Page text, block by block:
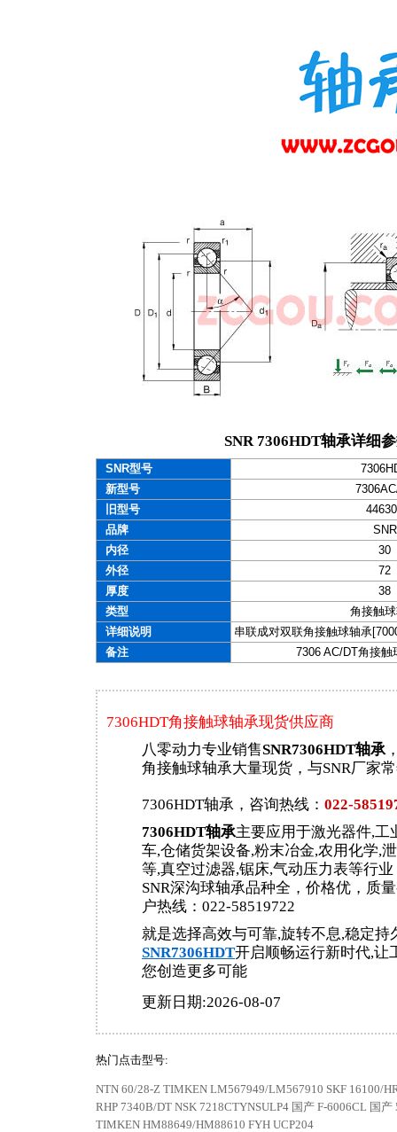
SNR 7306HDT轴承详细
SNR型号
新型号
旧型号
品牌
SNR
内径
30
外径
72
厚度
38
类型
角接触
详细说明
串联成对双联角接触球轴承
备注
7306 AC/DT角接触
7306HDT角接触球轴承现货供应商
八零动力专业销售SNR7306HDT轴承
角接触球轴承大量现货，与SNR厂家
7306HDT轴承，咨询热线： 022-
7306HDT轴承主要应用于激光器件,工
车,仓储货架设备,粉末冶金,农用化学,
等,真空过滤器,锯床,气动压力表等行
SNR深沟球轴承品种全，价格优，质
户热线：022-58519722
就是选择高效与可靠,旋转不息,稳定持
SNR7306HDT开启顺畅运行新时代,让
您创造更多可能
更新日期:2026-08-07
热门点击型号:
NTN 60/28-Z TIMKEN LM567949/LM567910 SKF 16100/
RHP 7340B/DT NSK 7218CTYNSULP4 国产 F-6006CL 国产
TIMKEN HM88649/HM88610 FYH UCP204